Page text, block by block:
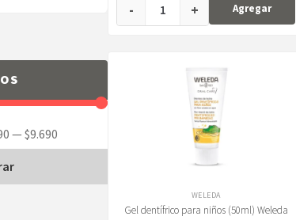
— $9.690
- + Agregar
WELEDA
Gel dentífrico para niños (50ml) Weleda